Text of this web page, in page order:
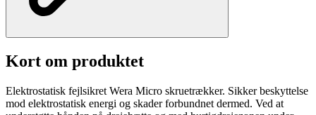
Kort om produktet
Elektrostatisk fejlsikret Wera Micro skruetrækker. Sikker beskyttelse
mod elektrostatisk energi og skader forbundnet dermed. Ved at